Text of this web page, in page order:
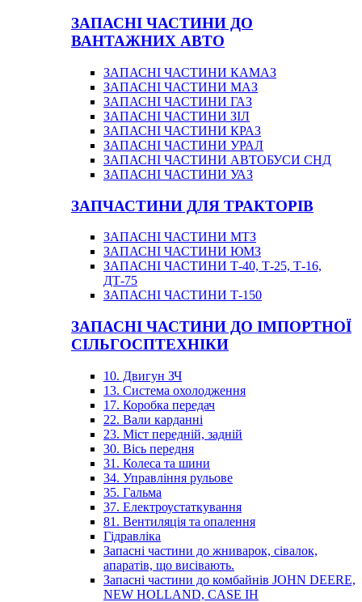
ЗАПАСНІ ЧАСТИНИ ДО
ВАНТАЖНИХ АВТО
ЗАПАСНІ ЧАСТИНИ КАМАЗ
ЗАПАСНІ ЧАСТИНИ МАЗ
ЗАПАСНІ ЧАСТИНИ ГАЗ
ЗАПАСНІ ЧАСТИНИ ЗІЛ
ЗАПАСНІ ЧАСТИНИ КРАЗ
ЗАПАСНІ ЧАСТИНИ УРАЛ
ЗАПАСНІ ЧАСТИНИ АВТОБУСИ СНД
ЗАПАСНІ ЧАСТИНИ УАЗ
ЗАПЧАСТИНИ ДЛЯ ТРАКТОРІВ
ЗАПАСНІ ЧАСТИНИ МТЗ
ЗАПАСНІ ЧАСТИНИ ЮМЗ
ЗАПАСНІ ЧАСТИНИ Т-40, Т-25, Т-16,
ДТ-75
ЗАПАСНІ ЧАСТИНИ Т-150
ЗАПАСНІ ЧАСТИНИ ДО ІМПОРТНОЇ
СІЛЬГОСПТЕХНІКИ
10. Двигун ЗЧ
13. Система охолодження
17. Коробка передач
22. Вали карданні
23. Міст передній, задній
30. Вісь передня
31. Колеса та шини
34. Управління рульове
35. Гальма
37. Електроустаткування
81. Вентиляція та опалення
Гідравліка
Запасні частини до жниварок, сівалок,
апаратів, що висівають.
Запасні частини до комбайнів JOHN DEERE,
NEW HOLLAND, CASE IH